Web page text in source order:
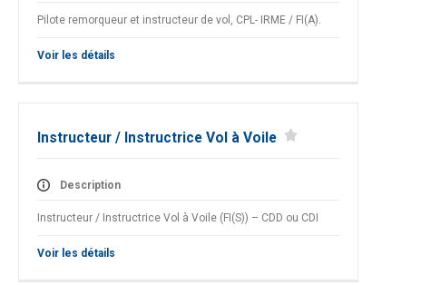
Pilote remorqueur et instructeur de vol, CPL- IRME / FI(A).
Voir les détails
Instructeur / Instructrice Vol à Voile
Description
Instructeur / Instructrice Vol à Voile (FI(S)) – CDD ou CDI
Voir les détails